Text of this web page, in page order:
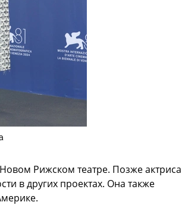
Рижском театре. Позже актриса
в других проектах. Она также